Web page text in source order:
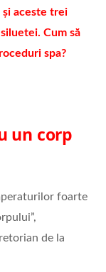
și aceste trei
Cum să
spa?
un corp
foarte
de la